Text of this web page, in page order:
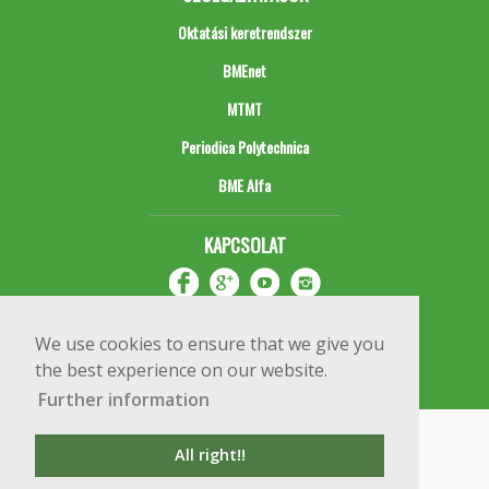
We use cookies to ensure that we give you
the best experience on our website.
Further information
All right!!
Oktatási keretrendszer
BMEnet
MTMT
Periodica Polytechnica
BME Alfa
KAPCSOLAT
Copyright © 2020 BME Építőmérnöki Kar
1111 Budapest, Műegyetem rkp. 3.